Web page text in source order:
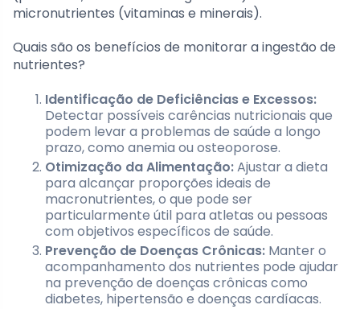
micronutrientes (vitaminas e minerais).
Quais são os benefícios de monitorar a ingestão de
nutrientes?
Identificação de Deficiências e Excessos:
Detectar possíveis carências nutricionais que
podem levar a problemas de saúde a longo
prazo, como anemia ou osteoporose.
Otimização da Alimentação:Ajustar a dieta
para alcançar proporções ideais de
macronutrientes, o que pode ser
particularmente útil para atletas ou pessoas
com objetivos específicos de saúde.
Prevenção de Doenças Crônicas: Manter o
acompanhamento dos nutrientes pode ajudar
na prevenção de doenças crônicas como
diabetes, hipertensão e doenças cardíacas.